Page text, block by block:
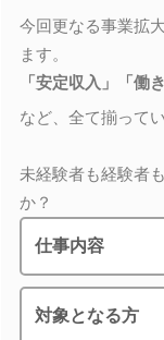
今回更なる事業拡
ます。
「安定収入」「働
など、全て揃ってい
未経験者も経験者
か？
仕事内容
対象となる方